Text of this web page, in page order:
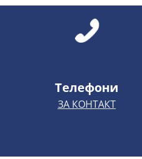
Телефони
ЗА КОНТАКТ